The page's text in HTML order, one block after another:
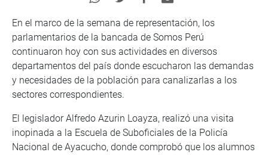
En el marco de la semana de representación, los
parlamentarios de la bancada de Somos Perú
continuaron hoy con sus actividades en diversos
departamentos del país donde escucharon las demandas
y necesidades de la población para canalizarlas a los
sectores correspondientes.
El legislador Alfredo Azurin Loayza, realizó una visita
inopinada a la Escuela de Suboficiales de la Policía
Nacional de Ayacucho, donde comprobó que los alumnos